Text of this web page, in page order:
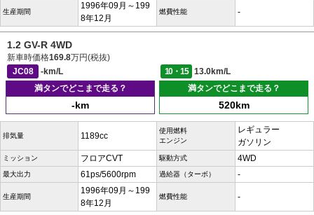
生産期間
1996年09月～199
8年12月
燃費性能 -
1.2 GV-R 4WD
新車時価格169.8万円(税抜)
JC08
-km/L 10・15
13.0km/L
満タンでどこまで走る？
-km
満タンでどこまで走る？
520km
排気量 1189cc
使用燃料
エンジン
レギュラー
ガソリン
ミッション フロアCVT 駆動方式 4WD
最大出力 61ps/5600rpm 過給器（ターボ） -
生産期間
1996年09月～199
8年12月
燃費性能 -